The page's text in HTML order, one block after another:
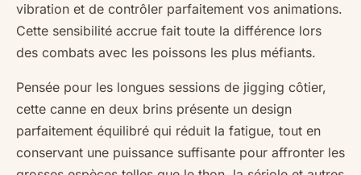
vibration et de contrôler parfaitement vos animations.
Cette sensibilité accrue fait toute la différence lors
des combats avec les poissons les plus méfiants.
Pensée pour les longues sessions de jigging côtier,
cette canne en deux brins présente un design
parfaitement équilibré qui réduit la fatigue, tout en
conservant une puissance suffisante pour affronter les